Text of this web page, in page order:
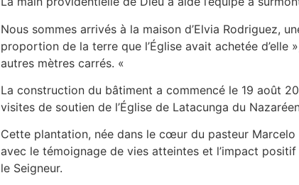
Nous sommes arrivés à la maison d’Elvia Rodriguez,
proportion de la terre que l’Église avait achetée
autres mètres carrés. «
La construction du bâtiment a commencé le 19 août
visites de soutien de l’Église de Latacunga du
Cette plantation, née dans le cœur du pasteur
avec le témoignage de vies atteintes et l’impact
le Seigneur.